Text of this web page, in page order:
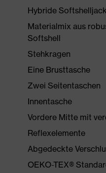
Hybride
Materialmix aus
Softshell
Stehkragen
Eine Brusttasche
Zwei Seitentaschen
Innentasche
Vordere Mitte mit
Reflexelemente
Abgedeckte
OEKO-TEX®